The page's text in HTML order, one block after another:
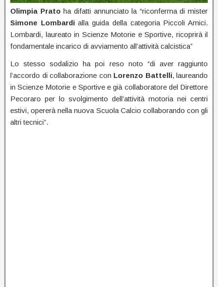
Olimpia Prato ha difatti annunciato la “riconferma di mister
Simone Lombardialla guida della categoria Piccoli Amici.
Lombardi, laureato in Scienze Motorie e Sportive, ricoprirà il
fondamentale incarico di avviamento all’attività calcistica”
Lo stesso sodalizio ha poi reso noto “di aver raggiunto
l’accordo di collaborazione con Lorenzo Battelli, laureando
in Scienze Motorie e Sportive e già collaboratore del Direttore
Pecoraro per lo svolgimento dell’attività motoria nei centri
estivi, opererà nella nuova Scuola Calcio collaborando con gli
altri tecnici”.